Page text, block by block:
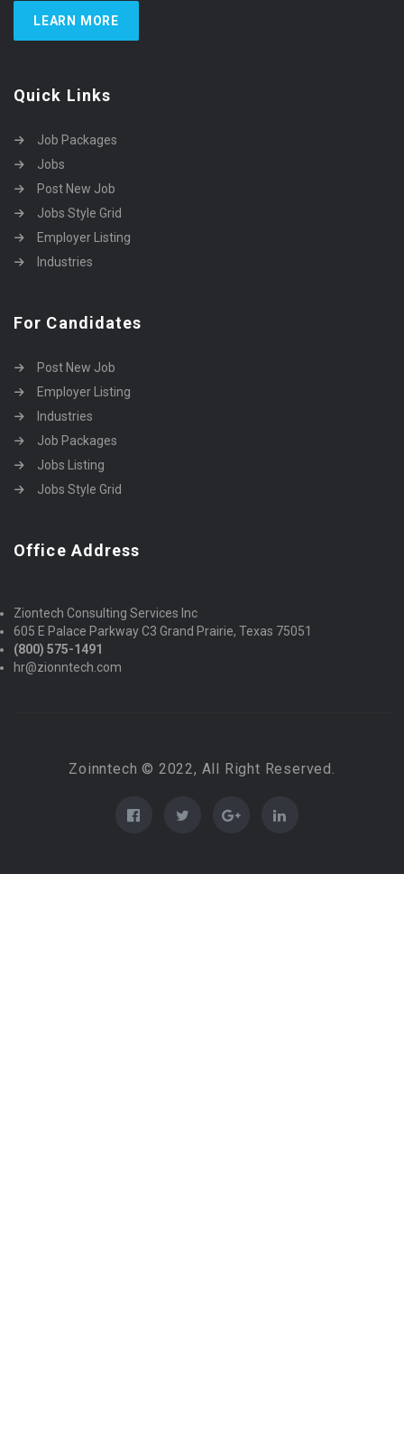
LEARN MORE
Quick Links
Job Packages
Jobs
Post New Job
Jobs Style Grid
Employer Listing
Industries
For Candidates
Post New Job
Employer Listing
Industries
Job Packages
Jobs Listing
Jobs Style Grid
Office Address
Ziontech Consulting Services Inc
605 E Palace Parkway C3 Grand Prairie, Texas 75051
(800) 575-1491
hr@zionntech.com
Zoinntech © 2022, All Right Reserved.